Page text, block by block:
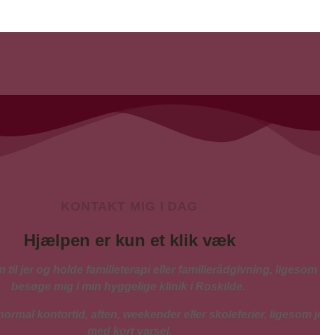
KONTAKT MIG I DAG
Hjælpen er kun et klik væk
til jer og holde familieterapi eller familierådgivning,
besøge mig i min hyggelige klinik i Roskilde.
kontortid, aften, weekender eller skoleferier, ligesom
med kort varsel.